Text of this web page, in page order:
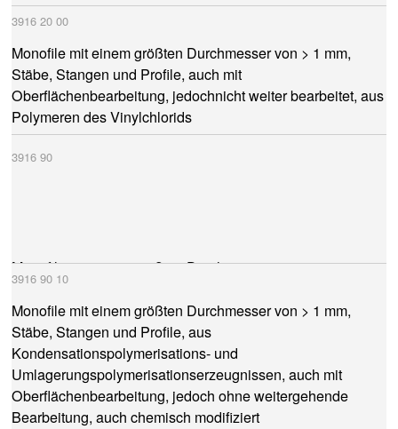
3916 20 00
Monofile mit einem größten Durchmesser von > 1 mm,
Stäbe, Stangen und Profile, auch mit
Oberflächenbearbeitung, jedochnicht weiter bearbeitet, aus
Polymeren des Vinylchlorids
3916 90
Monofile mit einem größten Durchmesser von > 1 mm,
Stäbe, Stangen und Profile, auch mit
Oberflächenbearbeitung, jedoch ohne weitergehende
Bearbeitung, aus Kunststoffen
3916 90 10
Monofile mit einem größten Durchmesser von > 1 mm,
Stäbe, Stangen und Profile, aus
Kondensationspolymerisations- und
Umlagerungspolymerisationserzeugnissen, auch mit
Oberflächenbearbeitung, jedoch ohne weitergehende
Bearbeitung, auch chemisch modifiziert